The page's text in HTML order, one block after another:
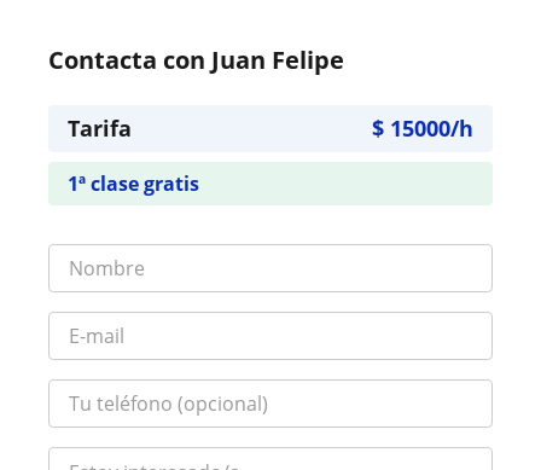
Contacta con Juan Felipe
Tarifa $ 15000/h
1ª clase gratis